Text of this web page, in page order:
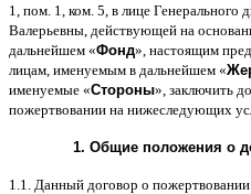
1, пом . 1, ком . 5, в лице Генерального
Валерьевны действующей на
дальнейшем «Фонд», настоящим
лицам именуемым в дальнейшем «
именуемые «Стороны», заключить
пожертвовании на нижеследующих
1. Общие положения o
1.1. Данный договор о пожертвовании